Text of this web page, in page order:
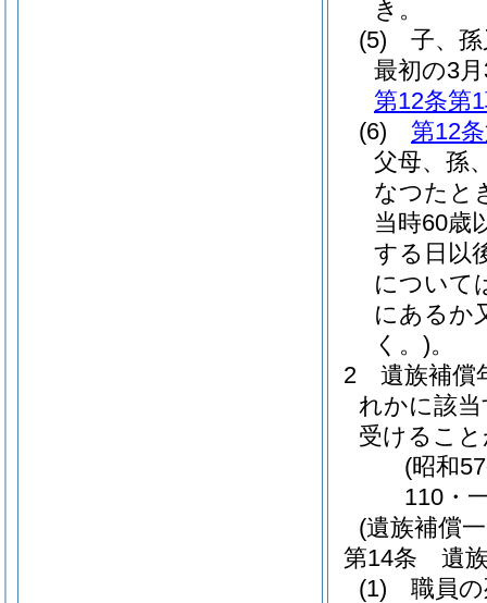
き。
(5)
子、
最初の3
第12条第
(6)
第12
父母、孫
なつたと
当時60歳
する日以
について
にあるか
く。)。
2
遺族補償
れかに該
受けるこ
(昭和
110・
(遺族補償
第14条
遺
(1)
職員